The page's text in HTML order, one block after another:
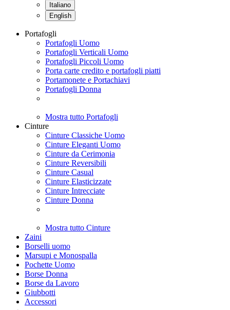
Italiano
English
Portafogli
Portafogli Uomo
Portafogli Verticali Uomo
Portafogli Piccoli Uomo
Porta carte credito e portafogli piatti
Portamonete e Portachiavi
Portafogli Donna
Mostra tutto Portafogli
Cinture
Cinture Classiche Uomo
Cinture Eleganti Uomo
Cinture da Cerimonia
Cinture Reversibili
Cinture Casual
Cinture Elasticizzate
Cinture Intrecciate
Cinture Donna
Mostra tutto Cinture
Zaini
Borselli uomo
Marsupi e Monospalla
Pochette Uomo
Borse Donna
Borse da Lavoro
Giubbotti
Accessori